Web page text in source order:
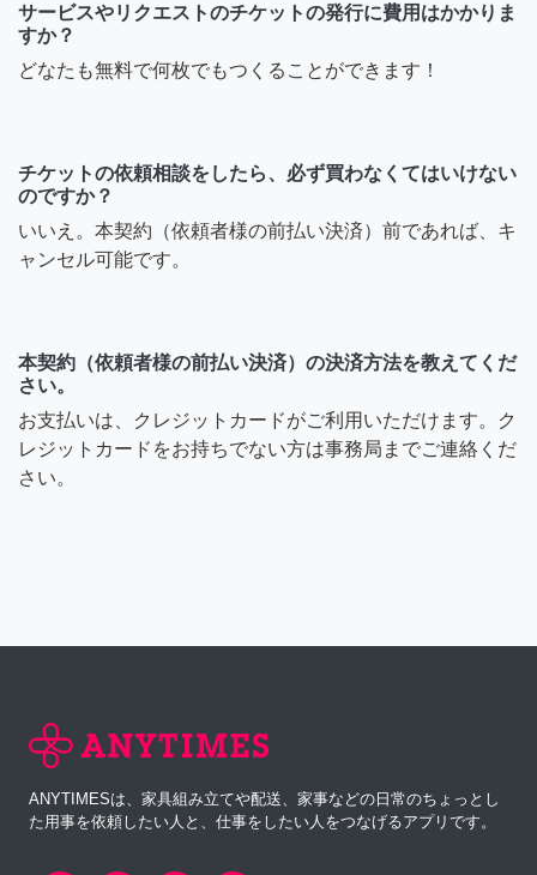
サービスやリクエストのチケットの発行に費用はかかりま
すか？
どなたも無料で何枚でもつくることができます！
チケットの依頼相談をしたら、必ず買わなくてはいけない
のですか？
いいえ。本契約（依頼者様の前払い決済）前であれば、キ
ャンセル可能です。
本契約（依頼者様の前払い決済）の決済方法を教えてくだ
さい。
お支払いは、クレジットカードがご利用いただけます。ク
レジットカードをお持ちでない方は事務局までご連絡くだ
さい。
ANYTIMESは、家具組み立てや配送、家事などの日常のちょっとし
た用事を依頼したい人と、仕事をしたい人をつなげるアプリです。